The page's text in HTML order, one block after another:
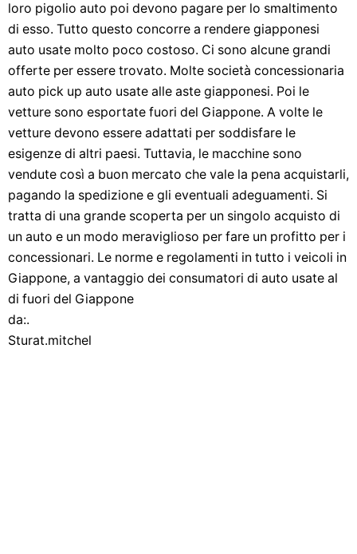
loro pigolio auto poi devono pagare per lo smaltimento
di esso. Tutto questo concorre a rendere giapponesi
auto usate molto poco costoso. Ci sono alcune grandi
offerte per essere trovato. Molte società concessionaria
auto pick up auto usate alle aste giapponesi. Poi le
vetture sono esportate fuori del Giappone. A volte le
vetture devono essere adattati per soddisfare le
esigenze di altri paesi. Tuttavia, le macchine sono
vendute così a buon mercato che vale la pena acquistarli,
pagando la spedizione e gli eventuali adeguamenti. Si
tratta di una grande scoperta per un singolo acquisto di
un auto e un modo meraviglioso per fare un profitto per i
concessionari. Le norme e regolamenti in tutto i veicoli in
Giappone, a vantaggio dei consumatori di auto usate al
di fuori del Giappone
da:.
Sturat.mitchel